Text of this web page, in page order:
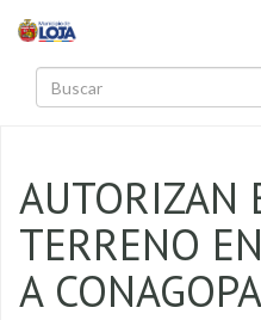
AUTORIZAN
TERRENO
A